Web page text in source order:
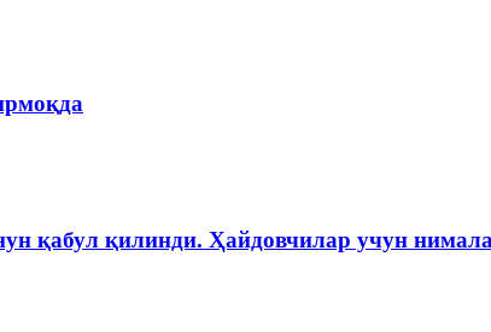
қабул қилинди. Ҳайдовчилар учун